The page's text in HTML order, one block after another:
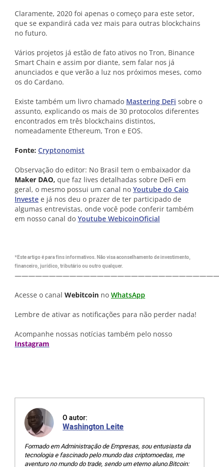
Claramente, 2020 foi apenas o começo para este setor,
que se expandirá cada vez mais para outras blockchains
no futuro.
Vários projetos já estão de fato ativos no Tron, Binance
Smart Chain e assim por diante, sem falar nos já
anunciados e que verão a luz nos próximos meses, como
os do Cardano.
Existe também um livro chamado Mastering DeFi sobre o
assunto, explicando os mais de 30 protocolos diferentes
encontrados em três blockchains distintos,
nomeadamente Ethereum, Tron e EOS.
Fonte: Cryptonomist
Observação do editor: No Brasil tem o embaixador da
Maker DAO, que faz lives detalhadas sobre DeFi em
geral, o mesmo possui um canal no Youtube do Caio
Investe e já nos deu o prazer de ter participado de
algumas entrevistas, onde você pode conferir também
em nosso canal do Youtube WebicoinOficial
*Este artigo é para fins informativos. Não visa aconselhamento de investimento,
financeiro, jurídico, tributário ou outro qualquer.
Acesse o canal Webitcoin no WhatsApp
Lembre de ativar as notificações para não perder nada!
Acompanhe nossas notícias também pelo nosso
Instagram
O autor:
Washington Leite
Formado em Administração de Empresas, sou entusiasta da
tecnologia e fascinado pelo mundo das criptomoedas, me
aventuro no mundo do trade, sendo um eterno aluno.Bitcoin: